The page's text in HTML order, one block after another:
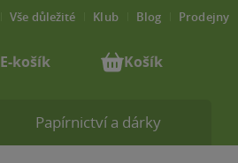
Papírnictví a dárky
Vše důležité Klub Blog Prodejny
E-košík Košík